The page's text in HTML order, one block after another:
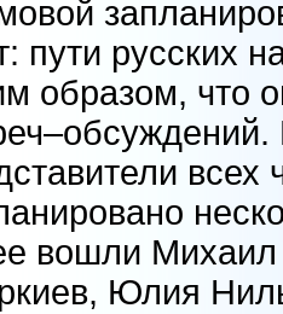
пути русских
образом, что
всех
вошли
Юлия